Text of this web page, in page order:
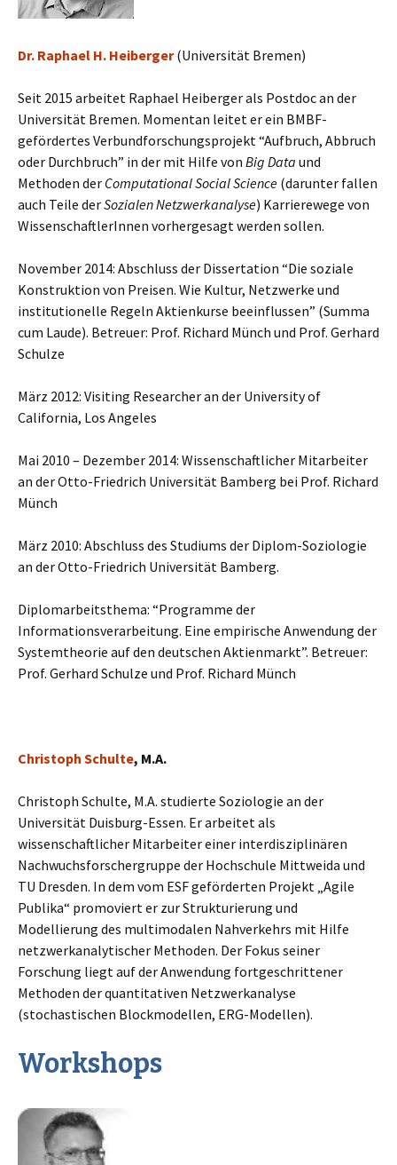
Dr. Raphael H. Heiberger(Universität Bremen)
Seit 2015 arbeitet Raphael Heiberger als Postdoc an der
Universität Bremen. Momentan leitet er ein BMBF-
gefördertes Verbundforschungsprojekt “Aufbruch, Abbruch
oder Durchbruch” in der mit Hilfe von Big Data und
Methoden der ComputationalSocialScience (darunter fallen
auch Teile derSozialen Netzwerkanalyse) Karrierewege von
WissenschaftlerInnen vorhergesagt werden sollen.
November 2014: Abschluss der Dissertation “Die soziale
Konstruktion von Preisen. Wie Kultur, Netzwerke und
institutionelle Regeln Aktienkurse beeinflussen” (Summa
cum Laude). Betreuer: Prof. Richard Münch und Prof. Gerhard
Schulze
März 2012: Visiting Researcher an der University of
California, Los Angeles
Mai 2010 – Dezember 2014: Wissenschaftlicher Mitarbeiter
an der Otto-Friedrich Universität Bamberg bei Prof. Richard
Münch
März 2010: Abschluss des Studiums der Diplom-Soziologie
an der Otto-Friedrich Universität Bamberg.
Diplomarbeitsthema: “Programme der
Informationsverarbeitung. Eine empirische Anwendung der
Systemtheorie auf den deutschen Aktienmarkt”. Betreuer:
Prof. Gerhard Schulze und Prof. Richard Münch
Christoph Schulte, M.A.
Christoph Schulte, M.A. studierte Soziologie an der
Universität Duisburg-Essen. Er arbeitet als
wissenschaftlicher Mitarbeiter einer interdisziplinären
Nachwuchsforschergruppe der Hochschule Mittweida und
TU Dresden. In dem vom ESF geförderten Projekt „Agile
Publika“ promoviert er zur Strukturierung und
Modellierung des multimodalen Nahverkehrs mit Hilfe
netzwerkanalytischer Methoden. Der Fokus seiner
Forschung liegt auf der Anwendung fortgeschrittener
Methoden der quantitativen Netzwerkanalyse
(stochastischen Blockmodellen, ERG-Modellen).
Workshops